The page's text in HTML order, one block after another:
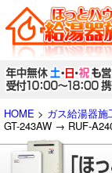
HOME > ガス給湯器施
GT-243AW → RUF-